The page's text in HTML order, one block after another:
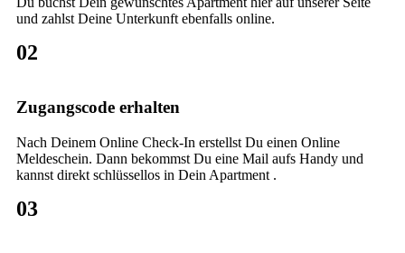
und zahlst Deine Unterkunft ebenfalls online.
02
Zugangscode erhalten
Nach Deinem Online Check-In erstellst Du einen Online
Meldeschein. Dann bekommst Du eine Mail aufs Handy und
kannst direkt schlüssellos in Dein Apartment .
03